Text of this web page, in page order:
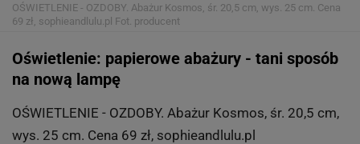
OŚWIETLENIE - OZDOBY. Abażur Kosmos, śr. 20,5 cm, wys. 25 cm. Cena
69 zł, sophieandlulu.pl Fot. producent
Oświetlenie: papierowe abażury - tani sposób
na nową lampę
OŚWIETLENIE - OZDOBY. Abażur Kosmos, śr. 20,5 cm,
wys. 25 cm. Cena 69 zł, sophieandlulu.pl